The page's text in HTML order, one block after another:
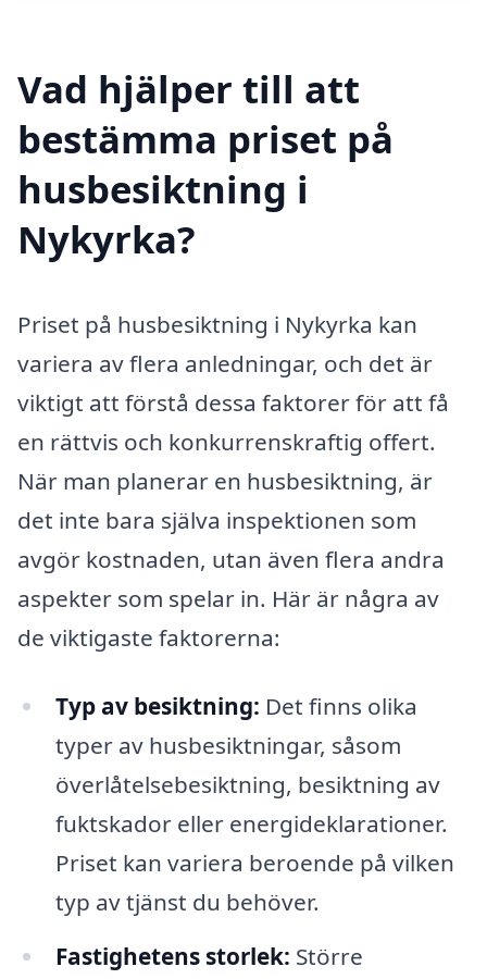
Vad hjälper till att
bestämma priset på
husbesiktning i
Nykyrka?
Priset på husbesiktning i Nykyrka kan
variera av flera anledningar, och det är
viktigt att förstå dessa faktorer för att få
en rättvis och konkurrenskraftig offert.
När man planerar en husbesiktning, är
det inte bara själva inspektionen som
avgör kostnaden, utan även flera andra
aspekter som spelar in. Här är några av
de viktigaste faktorerna:
Typ av besiktning: Det finns olika
typer av husbesiktningar, såsom
överlåtelsebesiktning, besiktning av
fuktskador eller energideklarationer.
Priset kan variera beroende på vilken
typ av tjänst du behöver.
Fastighetens storlek: Större